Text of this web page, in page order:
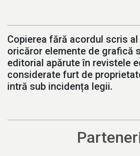
Copierea fără acordul scris
oricăror elemente de grafică
editorial apărute în revistele
considerate furt de
intră sub incidența legii.